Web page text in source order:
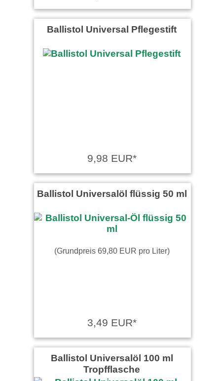
Ballistol Universal Pflegestift
9,98 EUR*
Ballistol Universalöl flüssig 50 ml
(Grundpreis 69,80 EUR pro Liter)
3,49 EUR*
Ballistol Universalöl 100 ml
Tropfflasche